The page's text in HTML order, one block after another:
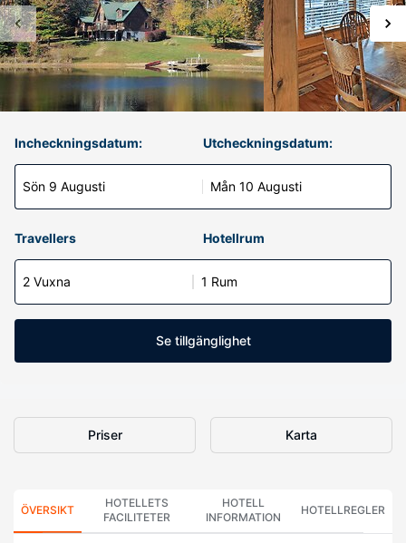
Incheckningsdatum:
Sön 9 Augusti
Utcheckningsdatum:
Mån 10 Augusti
Travellers Hotellrum
2 Vuxna 1 Rum
Se tillgänglighet
Priser Karta
ÖVERSIKT
HOTELLETS
FACILITETER
HOTELL
INFORMATION
HOTELLREGLER